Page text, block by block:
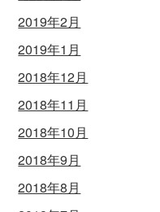
2019年2月
2019年1月
2018年12月
2018年11月
2018年10月
2018年9月
2018年8月